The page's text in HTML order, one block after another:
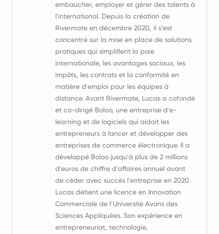
embaucher, employer et gérer des talents à
l'international. Depuis la création de
Rivermate en décembre 2020, il s’est
concentré sur la mise en place de solutions
pratiques qui simplifient la paie
internationale, les avantages sociaux, les
impôts, les contrats et la conformité en
matière d'emploi pour les équipes à
distance. Avant Rivermate, Lucas a cofondé
et co-dirigé Boloo, une entreprise d'e-
learning et de logiciels qui aidait les
entrepreneurs à lancer et développer des
entreprises de commerce électronique. Il a
développé Boloo jusqu'à plus de 2 millions
d'euros de chiffre d'affaires annuel avant
de céder avec succès l'entreprise en 2020.
Lucas détient une licence en Innovation
Commerciale de l’Université Avans des
Sciences Appliquées. Son expérience en
entrepreneuriat, technologie,